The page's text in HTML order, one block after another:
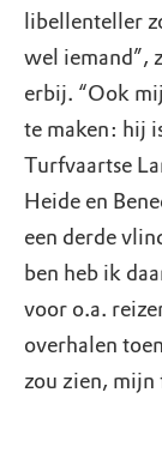
libellenteller
wel iemand”,
erbij. “Ook
te maken: hij
Turfvaartse
Heide en
een derde
ben heb ik
voor o.a.
overhalen
zou zien, mijn